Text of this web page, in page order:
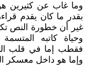
وما غاب عن كثيرين
بقدر ما كان يقدم
غير أن خطورة النص
وحياة كاتبه المتسمة
فقطب إما في قلب
وإما هو داخل معسكر